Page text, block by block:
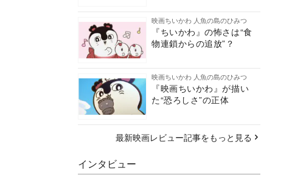
映画ちいかわ 人魚の島のひみつ
『ちいかわ』の怖さは“食
物連鎖からの追放”？
映画ちいかわ 人魚の島のひみつ
『映画ちいかわ』が描い
た“恐ろしさ”の正体
最新映画レビュー記事をもっと見る
インタビュー